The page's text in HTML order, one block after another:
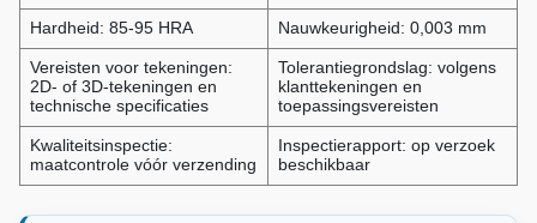
Hardheid: 85-95 HRA Nauwkeurigheid: 0,003 mm
Vereisten voor tekeningen:
2D- of 3D-tekeningen en
technische specificaties
Tolerantiegrondslag: volgens
klanttekeningen en
toepassingsvereisten
Kwaliteitsinspectie:
maatcontrole vóór verzending
Inspectierapport: op verzoek
beschikbaar